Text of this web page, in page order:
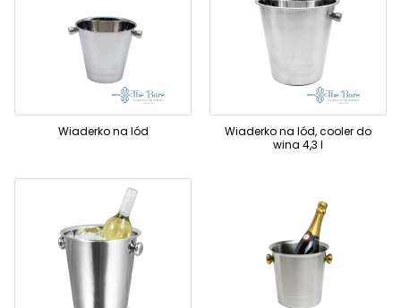
Wiaderko na lód
Wiaderko na lód, cooler do
wina 4,3 l